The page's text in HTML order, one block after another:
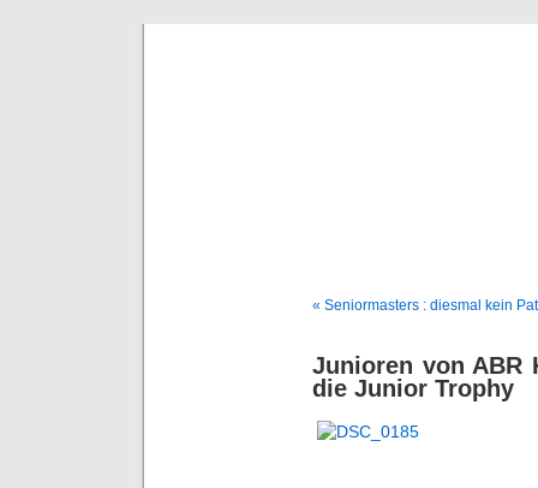
« Seniormasters : diesmal kein
Junioren von ABR
die Junior Trophy